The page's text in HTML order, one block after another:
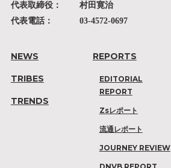
代表取締役：
村田寛治
代表電話：
03-4572-0697
NEWS
TRIBES
TRENDS
REPORTS
EDITORIAL
REPORT
Zsレポート
流通レポート
JOURNEY REVIEW